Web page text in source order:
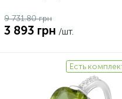
9 731.80 грн
3 893 грн /шт.
Есть